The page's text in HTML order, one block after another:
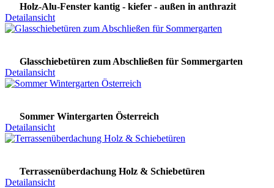
Holz-Alu-Fenster kantig - kiefer - außen in anthrazit
Detailansicht
Glasschiebetüren zum Abschließen für Sommergarten
Detailansicht
Sommer Wintergarten Österreich
Detailansicht
Terrassenüberdachung Holz & Schiebetüren
Detailansicht